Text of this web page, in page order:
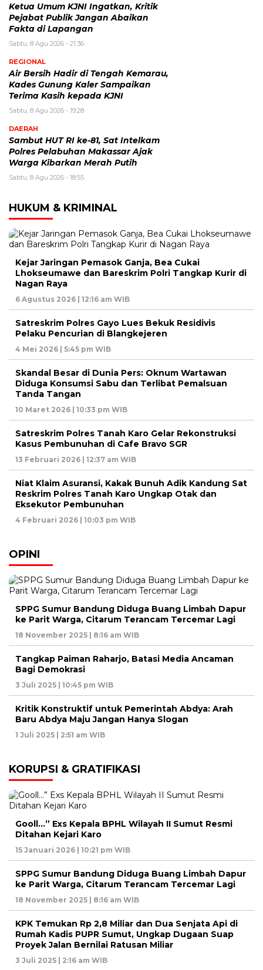
Ketua Umum KJNI Ingatkan, Kritik
Pejabat Publik Jangan Abaikan
Fakta di Lapangan
Sabtu, 8 Agu 2026 - 21:36
REGIONAL
Air Bersih Hadir di Tengah Kemarau,
Kades Gunung Kaler Sampaikan
Terima Kasih kepada KJNI
Sabtu, 8 Agu 2026 - 19:28
DAERAH
Sambut HUT RI ke-81, Sat Intelkam
Polres Pelabuhan Makassar Ajak
Warga Kibarkan Merah Putih
Sabtu, 8 Agu 2026 - 18:55
HUKUM & KRIMINAL
Kejar Jaringan Pemasok Ganja, Bea Cukai
Lhokseumawe dan Bareskrim Polri Tangkap Kurir di
Nagan Raya
6 Agustus 2026 | 12:16 am WIB
Satreskrim Polres Gayo Lues Bekuk Residivis
Pelaku Pencurian di Blangkejeren
4 Mei 2026 | 5:45 pm WIB
Skandal Besar di Dunia Pers: Oknum Wartawan
Diduga Konsumsi Sabu dan Terlibat Pemalsuan
Tanda Tangan
10 Maret 2026 | 10:33 pm WIB
Satreskrim Polres Tanah Karo Gelar Rekonstruksi
Kasus Pembunuhan di Cafe Bravo SGR
13 Februari 2026 | 12:37 am WIB
Niat Klaim Asuransi, Kakak Bunuh Adik Kandung Sat
Reskrim Polres Tanah Karo Ungkap Otak dan
Eksekutor Pembunuhan
4 Februari 2026 | 10:03 pm WIB
OPINI
SPPG Sumur Bandung Diduga Buang Limbah Dapur
ke Parit Warga, Citarum Terancam Tercemar Lagi
18 November 2025 | 8:16 am WIB
Tangkap Paiman Raharjo, Batasi Media Ancaman
Bagi Demokrasi
3 Juli 2025 | 10:45 pm WIB
Kritik Konstruktif untuk Pemerintah Abdya: Arah
Baru Abdya Maju Jangan Hanya Slogan
1 Juli 2025 | 2:51 am WIB
KORUPSI & GRATIFIKASI
Gooll…” Exs Kepala BPHL Wilayah II Sumut Resmi
Ditahan Kejari Karo
15 Januari 2026 | 10:21 pm WIB
SPPG Sumur Bandung Diduga Buang Limbah Dapur
ke Parit Warga, Citarum Terancam Tercemar Lagi
18 November 2025 | 8:16 am WIB
KPK Temukan Rp 2,8 Miliar dan Dua Senjata Api di
Rumah Kadis PUPR Sumut, Ungkap Dugaan Suap
Proyek Jalan Bernilai Ratusan Miliar
3 Juli 2025 | 2:16 am WIB